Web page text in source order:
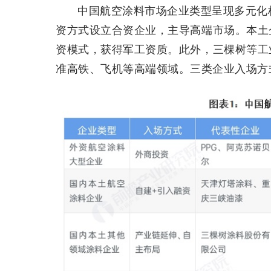
中国航空涂料市场企业类型呈现多元
资方式设立合资企业，主导高端市场。本
资模式，获得军工资质。此外，三棵树等
准高铁、飞机等高端领域。三类企业入场